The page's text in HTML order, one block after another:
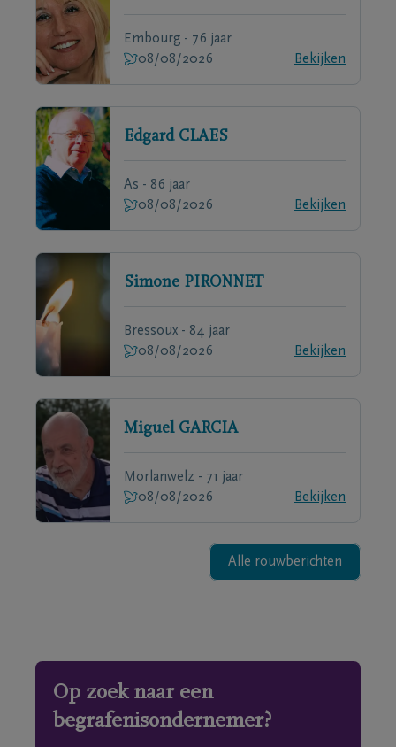
Embourg - 76 jaar
08/08/2026
Bekijken
Edgard CLAES
As - 86 jaar
08/08/2026
Bekijken
Simone PIRONNET
Bressoux - 84 jaar
08/08/2026
Bekijken
Miguel GARCIA
Morlanwelz - 71 jaar
08/08/2026
Bekijken
Alle rouwberichten
Op zoek naar een
begrafenisondernemer?